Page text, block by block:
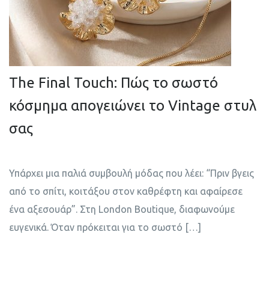
The Final Touch: Πώς το σωστό
κόσμημα απογειώνει το Vintage στυλ
σας
Υπάρχει μια παλιά συμβουλή μόδας που λέει: “Πριν βγεις
από το σπίτι, κοιτάξου στον καθρέφτη και αφαίρεσε
ένα αξεσουάρ”. Στη London Boutique, διαφωνούμε
ευγενικά. Όταν πρόκειται για το σωστό […]